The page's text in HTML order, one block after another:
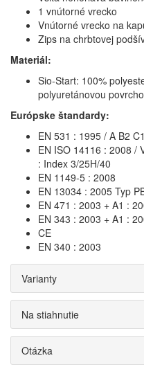
1 vnútorné vrecko
Vnútorné vrecko na
Zips na chrbtovej
Materiál:
Sio-Start: 100%
polyuretánovou
Európske štandardy:
EN 531 : 1995 / A B2 C1
EN ISO 14116 : 2008 /
: Index 3/25H/40
EN 1149-5 : 2008
EN 13034 : 2005 Typ
EN 471 : 2003 + A1 :
EN 343 : 2003 + A1 :
CE
EN 340 : 2003
Varianty
Na stiahnutie
Otázka